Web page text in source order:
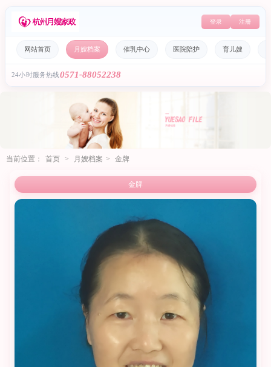
登录 注册
网站首页 月嫂档案 催乳中心 医院陪护 育儿嫂
24小时服务热线0571-88052238
当前位置： 首页 > 月嫂档案 > 金牌
金牌